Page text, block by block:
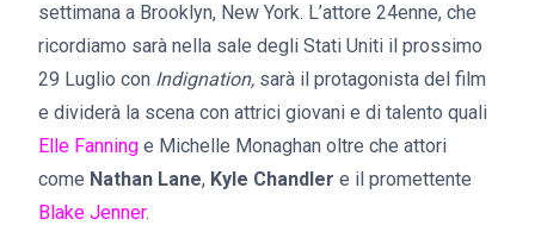
settimana a Brooklyn, New York. L’attore 24enne, che
ricordiamo sarà nella sale degli Stati Uniti il prossimo
29 Luglio con Indignation, sarà il protagonista del film
e dividerà la scena con attrici giovani e di talento quali
Elle Fanning e Michelle Monaghan oltre che attori
come Nathan Lane, Kyle Chandler e il promettente
Blake Jenner.